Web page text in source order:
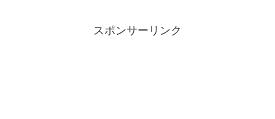
スポンサーリンク